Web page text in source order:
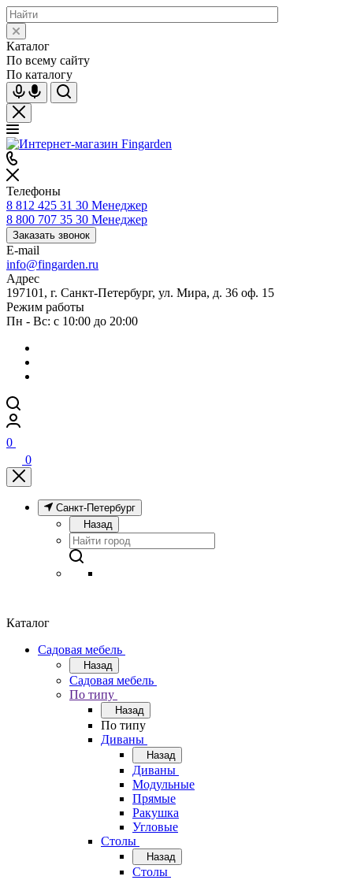
Каталог
По всему сайту
По каталогу
Телефоны
8 812 425 31 30 Менеджер
8 800 707 35 30 Менеджер
Заказать звонок
E-mail
info@fingarden.ru
Адрес
197101, г. Санкт-Петербург, ул. Мира, д. 36 оф. 15
Режим работы
Пн - Вс: с 10:00 до 20:00
0
0
Санкт-Петербург
Назад
Каталог
Садовая мебель
Назад
Садовая мебель
По типу
Назад
По типу
Диваны
Назад
Диваны
Модульные
Прямые
Ракушка
Угловые
Столы
Назад
Столы